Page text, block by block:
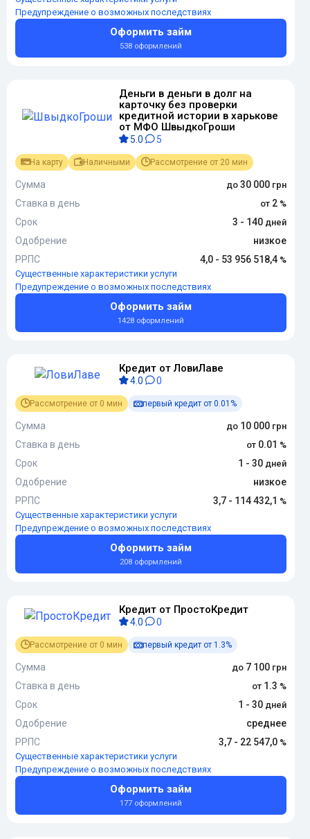
Предупреждение о возможных последствиях
Оформить займ
538 оформлений
Деньги в деньги в долг на
карточку без проверки
кредитной истории в харькове
от МФО ШвыдкоГроши
5.0 5
На карту Наличными Рассмотрение от 20 мин
Сумма
30 000
Ставка в день
2
Срок
3 - 140
Одобрение
низкое
РРПС
4,0 - 53 956 518,4
Существенные характеристики услуги
Предупреждение о возможных последствиях
Оформить займ
1428 оформлений
Кредит от ЛовиЛаве
4.0 0
Рассмотрение от 0 мин первый кредит от 0.01%
Сумма
10 000
Ставка в день
0.01
Срок
1 - 30
Одобрение
низкое
РРПС
3,7 - 114 432,1
Существенные характеристики услуги
Предупреждение о возможных последствиях
Оформить займ
208 оформлений
Кредит от ПростоКредит
4.0 0
Рассмотрение от 0 мин первый кредит от 1.3%
Сумма
7 100
Ставка в день
1.3
Срок
1 - 30
Одобрение
среднее
РРПС
3,7 - 22 547,0
Существенные характеристики услуги
Предупреждение о возможных последствиях
Оформить займ
177 оформлений